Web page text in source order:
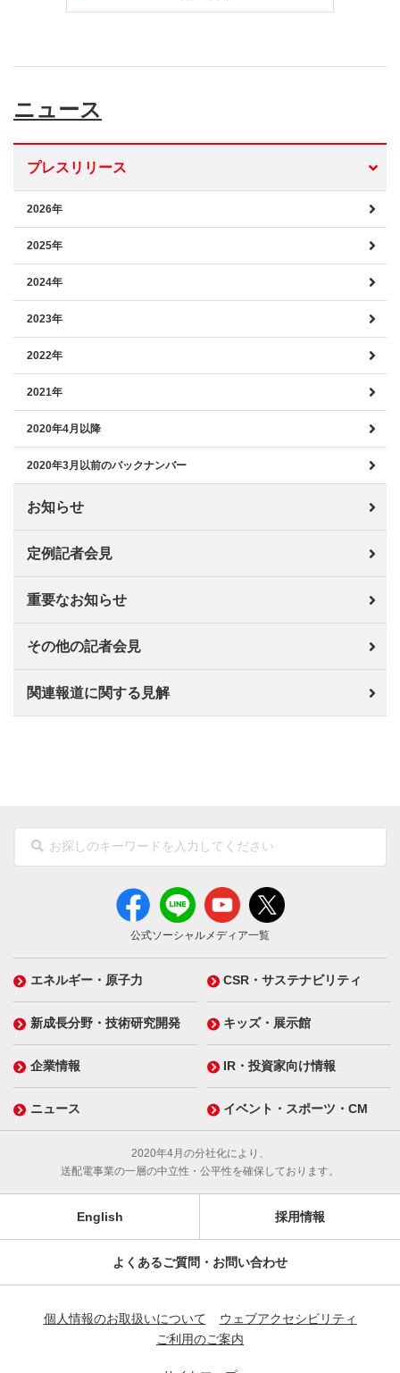
ニュース
プレスリリース
2026年
2025年
2024年
2023年
2022年
2021年
2020年4月以降
2020年3月以前のバックナンバー
お知らせ
定例記者会見
重要なお知らせ
その他の記者会見
関連報道に関する見解
公式ソーシャルメディア一覧
エネルギー・原子力 CSR・サステナビリティ
新成長分野・技術研究開発 キッズ・展示館
企業情報 IR・投資家向け情報
ニュース イベント・スポーツ・CM
2020年4月の分社化により、
送配電事業の一層の中立性・公平性を確保しております。
English 採用情報
よくあるご質問・お問い合わせ
個人情報のお取扱いについて
ウェブアクセシビリティ
ご利用のご案内